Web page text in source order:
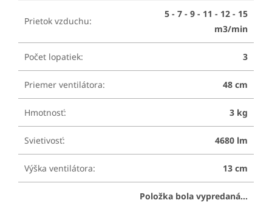
Prietok vzduchu:
5 - 7 - 9 - 11 - 12 - 15
m3/min
Počet lopatiek: 3
Priemer ventilátora: 48 cm
Hmotnosť: 3 kg
Svietivosť: 4680 lm
Výška ventilátora: 13 cm
Položka bola vypredaná…